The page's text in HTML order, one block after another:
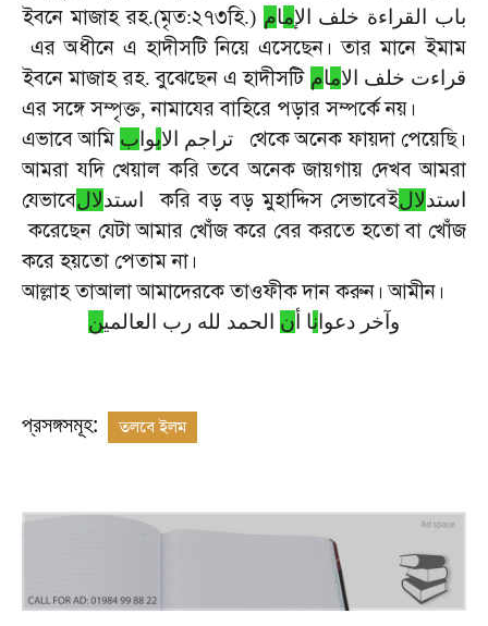
ইবনে মাজাহ রহ.(মৃত:২৭৩হি.) باب القراءة خلف الإمام
এর অধীনে এ হাদীসটি নিয়ে এসেছেন। তার মানে ইমাম
ইবনে মাজাহ রহ.বুঝেছেন এ হাদীসটি قراءت خلف الامام
এর সঙ্গে সম্পৃক্ত,নামাযের বাহিরে পড়ার সম্পর্কে নয়।
এভাবে আমি تراجم الابوا ب থেকে অনেক ফায়দা পেয়েছি।
আমরা যদি খেয়াল করি তবে অনেক জায়গায় দেখব আমরা
যেভাবে
استدلل করি বড় বড় মুহাদ্দিস সেভাবেই استدلل
করেছেন যেটা আমার খোঁজ করে বের করতে হতো বা খোঁজ
করে হয়তো পেতাম না।
আল্লাহ তাআলা আমাদেরকে তাওফীক দান করুন। আমীন।
وآخر دعوا نا أ ن الحمد لله رب العالمين
প্রসঙ্গসমূহ: তলবে ইলম